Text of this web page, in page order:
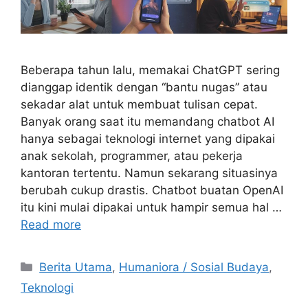
Beberapa tahun lalu, memakai ChatGPT sering
dianggap identik dengan “bantu nugas” atau
sekadar alat untuk membuat tulisan cepat.
Banyak orang saat itu memandang chatbot AI
hanya sebagai teknologi internet yang dipakai
anak sekolah, programmer, atau pekerja
kantoran tertentu. Namun sekarang situasinya
berubah cukup drastis. Chatbot buatan OpenAI
itu kini mulai dipakai untuk hampir semua hal …
Read more
C
a
Berita Utama, Humaniora / Sosial Budaya,
Teknologi